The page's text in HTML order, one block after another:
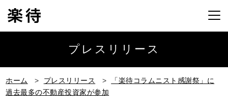
プレスリリース
ホーム > プレスリリース >
「楽待コラムニスト感謝祭」に
過去最多の不動産投資家が参加